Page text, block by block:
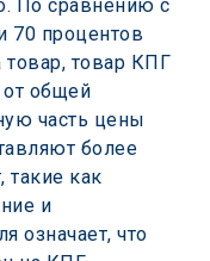
По сравнению с
70 процентов
товар, товар КПГ
от общей
часть цены
более
такие как
и
означает, что